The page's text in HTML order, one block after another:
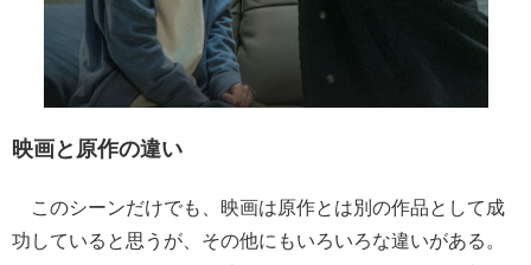
映画と原作の違い
このシーンだけでも、映画は原作とは別の作品として成
功していると思うが、その他にもいろいろな違いがある。